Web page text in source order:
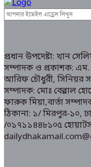
প্রধান উপদেষ্টা: খান
সম্পাদক ও প্রকাশক: এম.
আরিফ চৌধুরী, সিনিয়র
সম্পাদক: মোঃ বেল্লাল
ফারুক মিয়া,বার্তা
ঠিকানা: ১/ মিরপুর-১০,
/০১৭১১৪৪৮১০৫